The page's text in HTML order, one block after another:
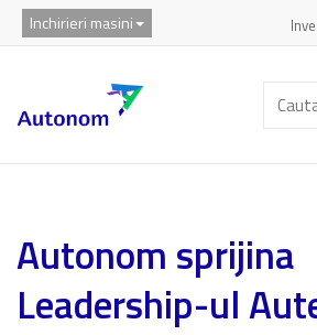
Inchirieri masini
Cauta
Autonom sprijina
Leadership-ul